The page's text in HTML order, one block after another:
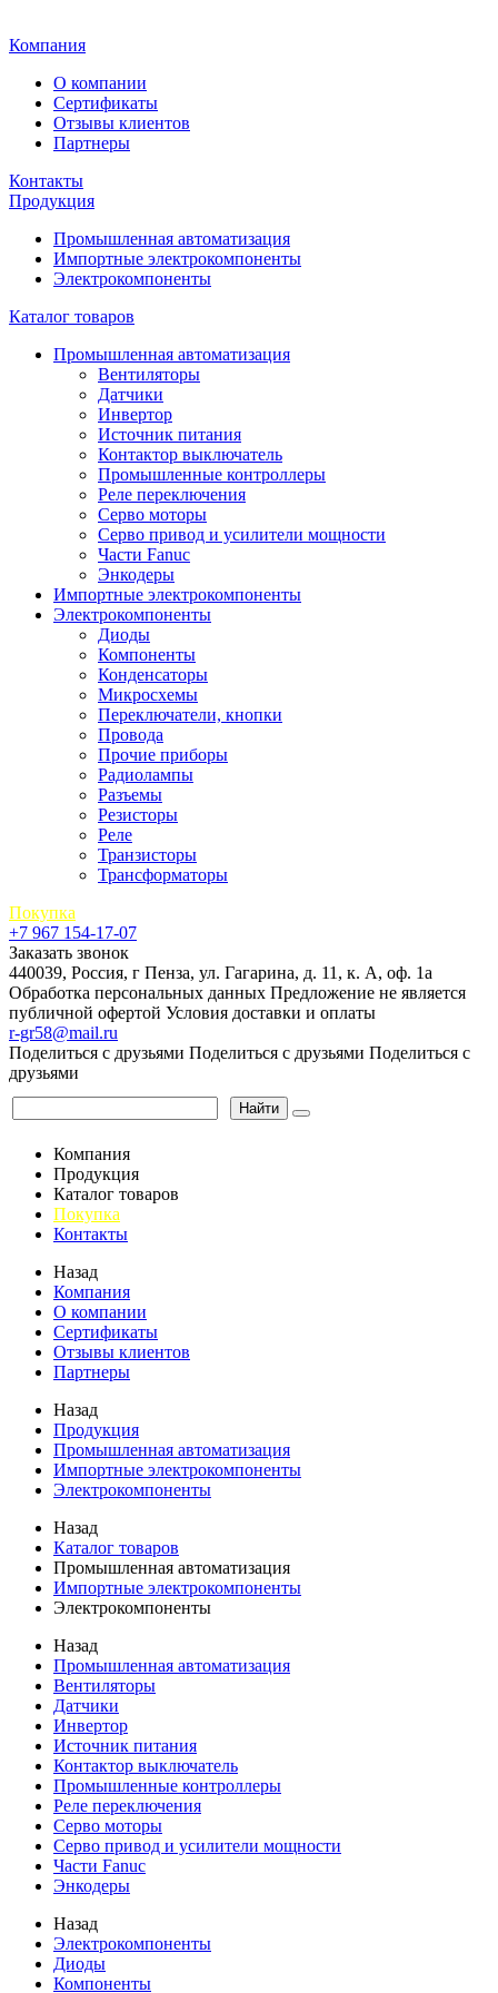
Компания
О компании
Сертификаты
Отзывы клиентов
Партнеры
Контакты
Продукция
Промышленная автоматизация
Импортные электрокомпоненты
Электрокомпоненты
Каталог товаров
Промышленная автоматизация
Вентиляторы
Датчики
Инвертор
Источник питания
Контактор выключатель
Промышленные контроллеры
Реле переключения
Серво моторы
Серво привод и усилители мощности
Части Fanuc
Энкодеры
Импортные электрокомпоненты
Электрокомпоненты
Диоды
Компоненты
Конденсаторы
Микросхемы
Переключатели, кнопки
Провода
Прочие приборы
Радиолампы
Разъемы
Резисторы
Реле
Транзисторы
Трансформаторы
Покупка
+7 967 154-17-07
Заказать звонок
440039, Россия, г Пенза, ул. Гагарина, д. 11, к. А, оф. 1а
Обработка персональных данных Предложение не является
публичной офертой Условия доставки и оплаты
r-gr58@mail.ru
Поделиться с друзьями Поделиться с друзьями Поделиться с
друзьями
Найти
Компания
Продукция
Каталог товаров
Покупка
Контакты
Назад
Компания
О компании
Сертификаты
Отзывы клиентов
Партнеры
Назад
Продукция
Промышленная автоматизация
Импортные электрокомпоненты
Электрокомпоненты
Назад
Каталог товаров
Промышленная автоматизация
Импортные электрокомпоненты
Электрокомпоненты
Назад
Промышленная автоматизация
Вентиляторы
Датчики
Инвертор
Источник питания
Контактор выключатель
Промышленные контроллеры
Реле переключения
Серво моторы
Серво привод и усилители мощности
Части Fanuc
Энкодеры
Назад
Электрокомпоненты
Диоды
Компоненты